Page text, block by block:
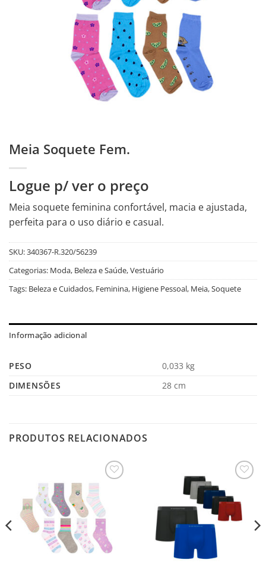
Meia Soquete Fem.
Logue p/ ver o preço
Meia soquete feminina confortável, macia e ajustada,
perfeita para o uso diário e casual.
SKU:340367-R.320/56239
Categorias: Moda, Beleza e Saúde,Vestuário
Tags: Beleza e Cuidados, Feminina, Higiene Pessoal, Meia,Soquete
Informação adicional
PESO
0,033 kg
DIMENSÕES
28 cm
PRODUTOS RELACIONADOS
Lista